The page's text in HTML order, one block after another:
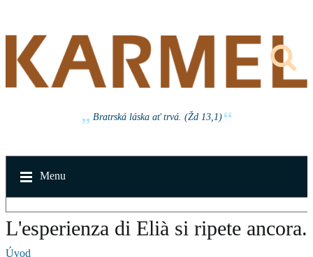
Bratrská láska ať trvá. (Žd 13,1)
Menu
L'esperienza di Elià si ripete ancora.
Úvod